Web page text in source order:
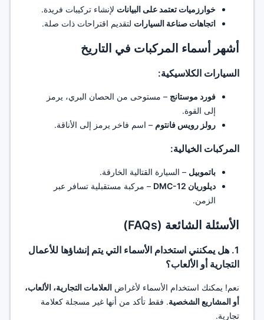
خوارزميات تعتمد على البيانات لإنشاء تركيبات فريدة.
اتجاهات صناعة السيارات لتقديم اقتراحات ذات صلة.
أشهر أسماء المركبات في التاريخ
السيارات الكلاسيكية:
فورد موستانج – مستوحى من الحصان البري، يرمز
إلى القوة.
رولز رويس فانتوم – اسم فاخر يرمز إلى الأناقة.
المركبات الخيالية:
باتموبيل – السيارة القتالية الخارقة.
ديلوريان DMC-12
– مركبة مستقبلية تسافر عبر
الزمن.
الأسئلة الشائعة (FAQs)
1. هل يمكنني استخدام الأسماء التي يتم إنشاؤها للأعمال
التجارية أو الألعاب؟
نعم! يمكنك استخدام الأسماء لأغراض العلامات التجارية، الألعاب،
أو المشاريع الشخصية. فقط تأكد من أنها غير مسجلة كعلامة
تجارية.